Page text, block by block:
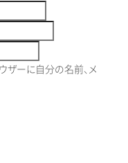
ザーに自分の名前、メ